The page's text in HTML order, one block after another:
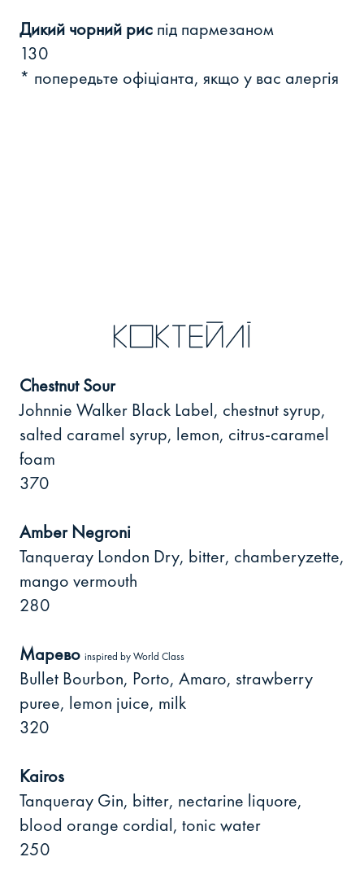
Дикий чорний рис під пармезаном
130
* попередьте офіціанта, якщо у вас алергія
коктейлі
Chestnut Sour
Johnnie Walker Black Label, chestnut syrup,
salted caramel syrup, lemon, citrus-caramel
foam
370
Amber Negroni
Tanqueray London Dry, bitter, chamberyzette,
mango vermouth
280
Марево inspired by World Class
Bullet Bourbon, Porto, Amaro, strawberry
puree, lemon juice, milk
320
Kairos
Tanqueray Gin, bitter, nectarine liquore,
blood orange cordial, tonic water
250